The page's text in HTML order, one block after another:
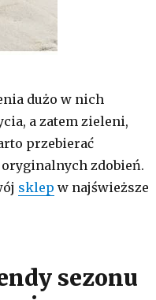
dużo w nich
a zatem zieleni,
przebierać
zdobień.
sklep w najświeższe
sezonu